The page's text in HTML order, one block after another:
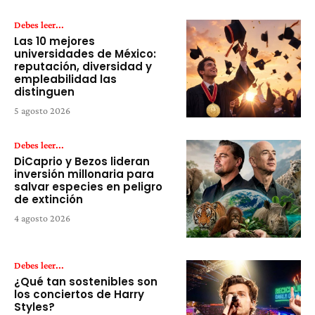
Debes leer...
Las 10 mejores
universidades de México:
reputación, diversidad y
empleabilidad las
distinguen
5 agosto 2026
Debes leer...
DiCaprio y Bezos lideran
inversión millonaria para
salvar especies en peligro
de extinción
4 agosto 2026
Debes leer...
¿Qué tan sostenibles son
los conciertos de Harry
Styles?